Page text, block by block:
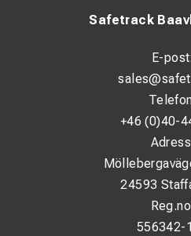
Safetrack
E-post:
+46 (0)40-
24593
556342-